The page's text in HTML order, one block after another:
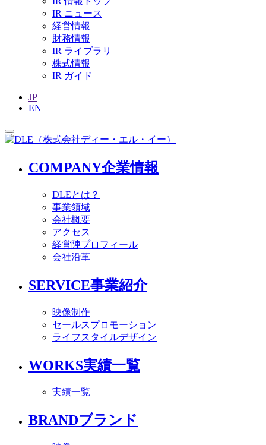
IR ニュース
経営情報
財務情報
IR ライブラリ
株式情報
IR ガイド
JP
EN
COMPANY企業情報
DLEとは？
事業領域
会社概要
アクセス
経営陣プロフィール
会社沿革
SERVICE事業紹介
映像制作
セールスプロモーション
ライフスタイルデザイン
WORKS実績一覧
実績一覧
BRANDブランド